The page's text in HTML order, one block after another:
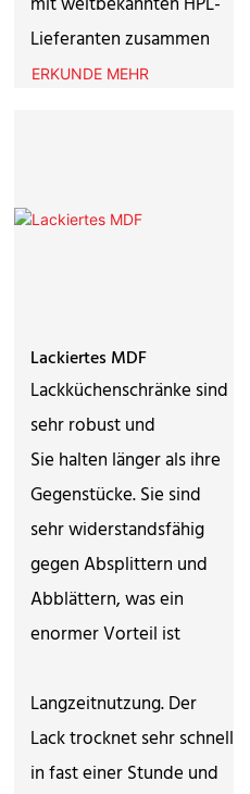
Lieferanten zusammen
ERKUNDE MEHR
Lackiertes MDF
Lackküchenschränke sind
sehr robust und
Sie halten länger als ihre
Gegenstücke. Sie sind
sehr widerstandsfähig
gegen Absplittern und
Abblättern, was ein
enormer Vorteil ist
Langzeitnutzung. Der
Lack trocknet sehr schnell
in fast einer Stunde und